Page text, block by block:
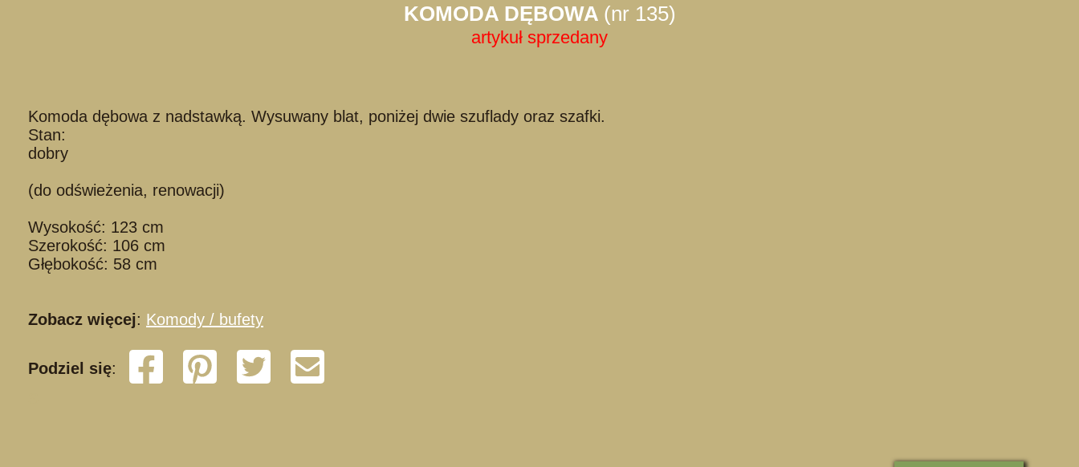
KOMODA DĘBOWA (nr 135)
artykuł sprzedany
Komoda dębowa z nadstawką. Wysuwany blat, poniżej dwie szuflady oraz szafki.
Stan:
dobry
(do odświeżenia, renowacji)
Wysokość: 123 cm
Szerokość: 106 cm
Głębokość: 58 cm
Zobacz więcej: Komody / bufety
Podziel się: